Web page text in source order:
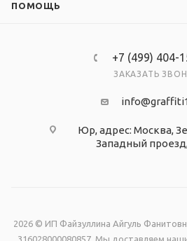
ПОМОЩЬ
+7 (499) 404-
ЗАКАЗАТЬ
Юр, адрес: Москва,
Западный проезд,
2026 © ИП Файзуллина Айгуль
316028000080857. Мы доставляем